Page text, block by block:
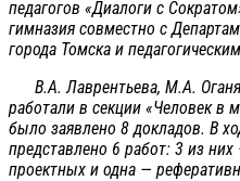
педагогов «Диалоги с
гимназия совместно с
города Томска и
В.А. Лаврентьева, М.А.
работали в секции «Человек в
было заявлено 8 докладов. В
представлено 6 работ: 3 из
проектных и одна —